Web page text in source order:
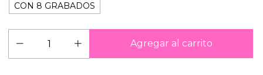
CON 8 GRABADOS